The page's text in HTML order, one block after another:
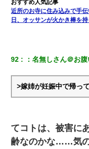
近所のお寺に住み込みで手
日、オッサンが火かき棒を
92 ：名無しさん＠お腹
>嫁姉が妊娠中で帰っ
てコトは、被害に
齢なのかな……気